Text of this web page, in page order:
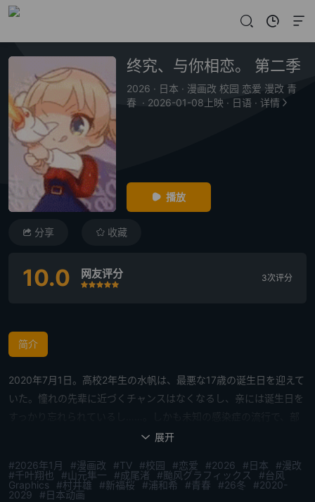
终究、与你相恋。 第二季
2026 · 日本 · 漫画改 校园 恋爱 漫改 青
春 · 2026-01-08上映 · 日语 · 详情
播放
分享 收藏
10.0 网友评分
很差较差还行
推荐
力荐
3次评分
简介
2020年7月1日。高校2年生の水帆は、最悪な17歳の诞生日を迎えて
いた。憧れの先辈に近づくチャンスはなくなるし、亲には诞生日を
活の大会や修学旅行も中止になって、「私には“キラキラした青春”
月から突然、“彼氏候补宣言”をされる。辉月の行动をきっかけに、
深からも想いを告げられ、戸惑うばかりの水帆。さらに、蓝と周吾
 展开
#2026年1月 #漫画改 #TV #校园 #恋爱 #2026 #日本
#漫改
#千叶翔也
#山元隼一 #成尾渚 #颱风グラフィックス
#台风
Graphics
#村井雄 #新福桜 #浦和希 #青春 #26冬
#2020-
2029
#日本动画